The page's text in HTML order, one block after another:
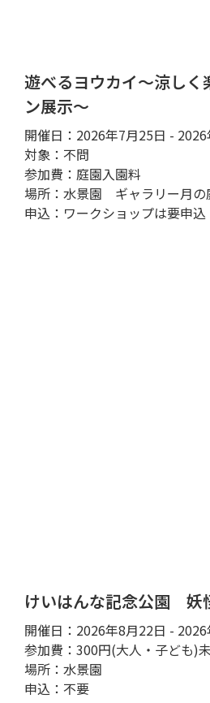
遊べるヨウカイ～涼しく
ン展示～
開催日：2026年7月25日 -
対象：不問
参加費：庭園入園料
場所：水景園 ギャラリー月の
申込：ワークショップは要申込
けいはんな記念公園 妖
開催日：2026年8月22日 -
参加費：300円(大人・子ども)
場所：水景園
申込：不要